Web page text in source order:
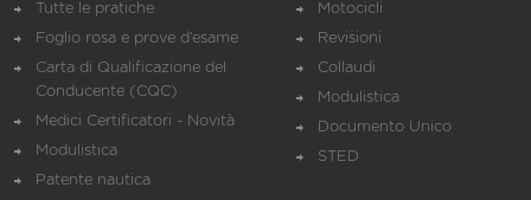
Tutte le pratiche
Foglio rosa e prove d’esame
Carta di Qualificazione del
Conducente (CQC)
Medici Certificatori - Novità
Modulistica
Patente nautica
Motocicli
Revisioni
Collaudi
Modulistica
Documento Unico
STED